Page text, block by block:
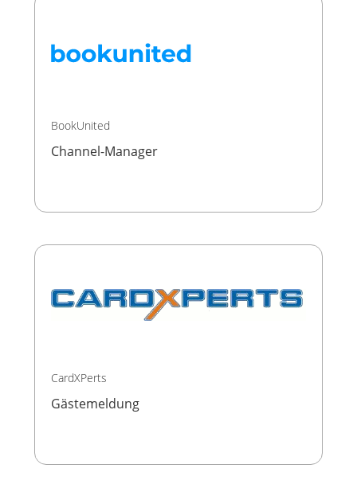
BookUnited
Channel-Manager
CardXPerts
Gästemeldung